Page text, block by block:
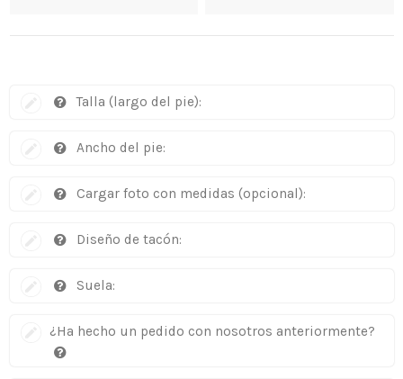
Talla (largo del pie):
Ancho del pie:
Cargar foto con medidas (opcional):
Diseño de tacón:
Suela:
¿Ha hecho un pedido con nosotros anteriormente?